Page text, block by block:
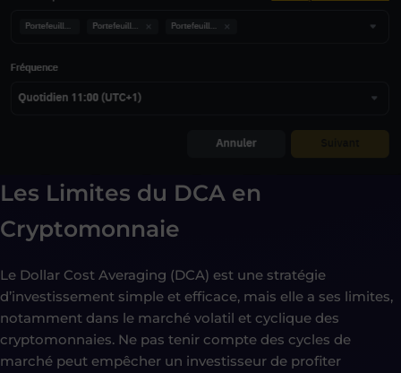
Les Limites du DCA en
Cryptomonnaie
Le Dollar Cost Averaging (DCA) est une stratégie
d’investissement simple et efficace, mais elle a ses limites,
notamment dans le marché volatil et cyclique des
cryptomonnaies. Ne pas tenir compte des cycles de
marché peut empêcher un investisseur de profiter